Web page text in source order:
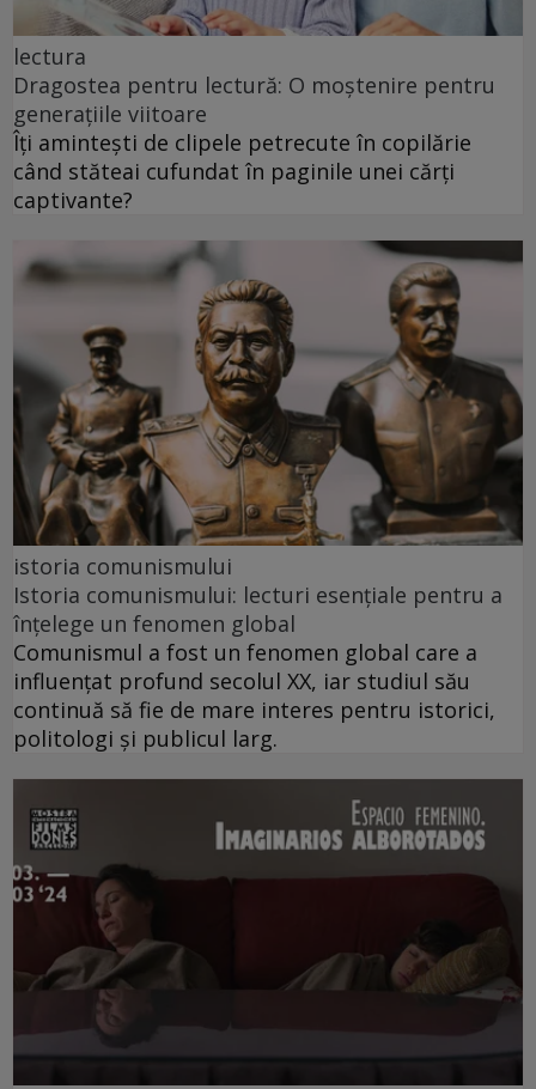
lectura
Dragostea pentru lectură: O moștenire pentru
generațiile viitoare
Îți amintești de clipele petrecute în copilărie
când stăteai cufundat în paginile unei cărți
captivante?
istoria comunismului
Istoria comunismului: lecturi esențiale pentru a
înțelege un fenomen global
Comunismul a fost un fenomen global care a
influențat profund secolul XX, iar studiul său
continuă să fie de mare interes pentru istorici,
politologi și publicul larg.